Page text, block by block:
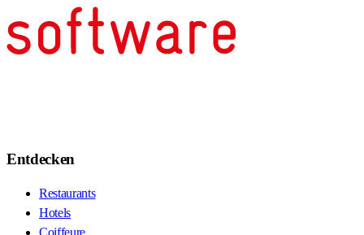
Entdecken
Restaurants
Hotels